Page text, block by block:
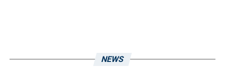
NEWS